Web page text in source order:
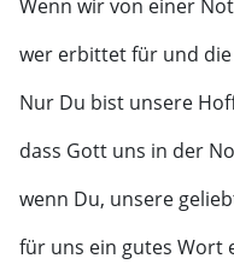
Wenn wir von einer
wer erbittet für und
Nur Du bist unsere
dass Gott uns in der
wenn Du, unsere
für uns ein gutes Wort